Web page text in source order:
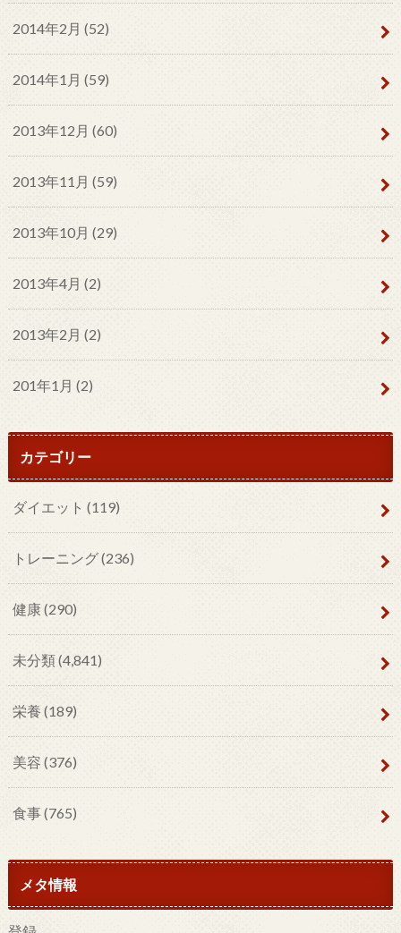
2014年2月 (52)
2014年1月 (59)
2013年12月 (60)
2013年11月 (59)
2013年10月 (29)
2013年4月 (2)
2013年2月 (2)
201年1月 (2)
カテゴリー
ダイエット (119)
トレーニング(236)
健康(290)
未分類(4,841)
栄養 (189)
美容 (376)
食事(765)
メタ情報